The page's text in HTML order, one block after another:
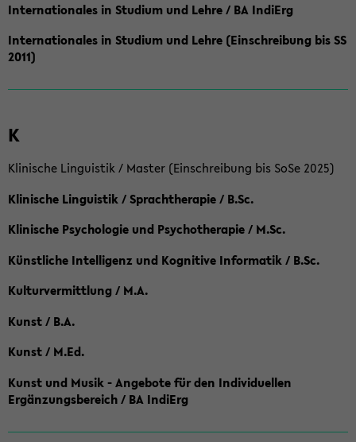
Internationales in Studium und Lehre / BA IndiErg
Internationales in Studium und Lehre (Einschreibung bis SS
2011)
K
Klinische Linguistik / Master (Einschreibung bis SoSe 2025)
Klinische Linguistik / Sprachtherapie / B.Sc.
Klinische Psychologie und Psychotherapie / M.Sc.
Künstliche Intelligenz und Kognitive Informatik / B.Sc.
Kulturvermittlung / M.A.
Kunst / B.A.
Kunst / M.Ed.
Kunst und Musik - Angebote für den Individuellen
Ergänzungsbereich / BA IndiErg